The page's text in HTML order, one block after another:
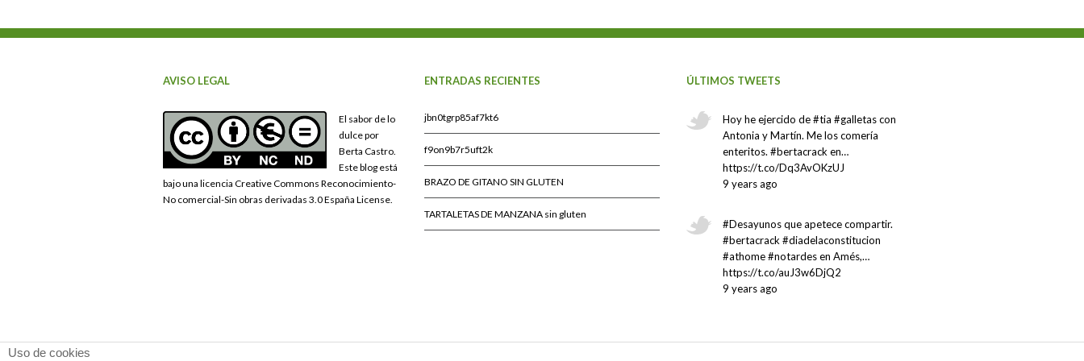
AVISO LEGAL
El sabor de lo
dulce por
Berta Castro.
Este blog está
bajo una licencia Creative Commons Reconocimiento-
No comercial-Sin obras derivadas 3.0 España License.
ENTRADAS RECIENTES
jbn0tgrp85af7kt6
f9on9b7r5uft2k
BRAZO DE GITANO SIN GLUTEN
TARTALETAS DE MANZANA sin gluten
ÚLTIMOS TWEETS
Hoy he ejercido de #tia #galletas con
Antonia y Martín. Me los comería
enteritos. #bertacrack en…
https://t.co/Dq3AvOKzUJ
9 years ago
#Desayunos que apetece compartir.
#bertacrack #diadelaconstitucion
#athome #notardes en Amés,…
https://t.co/auJ3w6DjQ2
9 years ago
Uso de cookies